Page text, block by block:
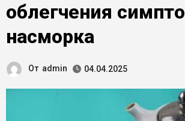
облегчения
насморка
От admin 04.04.2025